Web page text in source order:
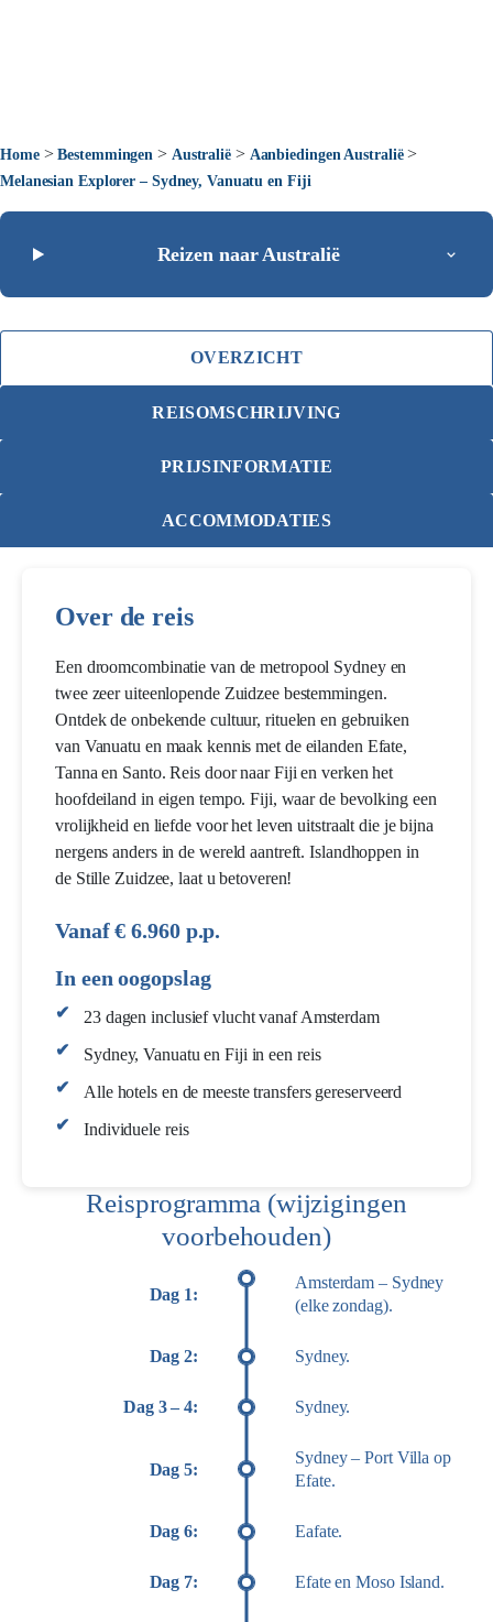
Home>Bestemmingen > Australië> Aanbiedingen Australië>
Melanesian Explorer – Sydney, Vanuatu en Fiji
Reizen naar Australië
OVERZICHT
REISOMSCHRIJVING
PRIJSINFORMATIE
ACCOMMODATIES
Over de reis
Een droomcombinatie van de metropool Sydney en
twee zeer uiteenlopende Zuidzee bestemmingen.
Ontdek de onbekende cultuur, rituelen en gebruiken
van Vanuatu en maak kennis met de eilanden Efate,
Tanna en Santo. Reis door naar Fiji en verken het
hoofdeiland in eigen tempo. Fiji, waar de bevolking een
vrolijkheid en liefde voor het leven uitstraalt die je bijna
nergens anders in de wereld aantreft. Islandhoppen in
de Stille Zuidzee, laat u betoveren!
Vanaf € 6.960 p.p.
In een oogopslag
23 dagen inclusief vlucht vanaf Amsterdam
Sydney, Vanuatu en Fiji in een reis
Alle hotels en de meeste transfers gereserveerd
Individuele reis
Reisprogramma (wijzigingen
voorbehouden)
Dag 1:
Amsterdam – Sydney
(elke zondag).
Dag 2: Sydney.
Dag 3 – 4: Sydney.
Dag 5:
Sydney – Port Villa op
Efate.
Dag 6: Eafate.
Dag 7: Efate en Moso Island.